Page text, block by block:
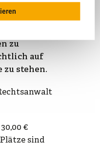
alle, die in
zu
auf
zu stehen.
€
sind